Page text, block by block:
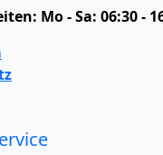
Mo - Sa: 06:30 -